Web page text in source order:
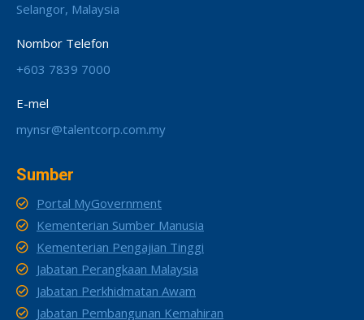
Selangor, Malaysia
Nombor Telefon
+603 7839 7000
E-mel
mynsr@talentcorp.com.my
Sumber
Portal MyGovernment
Kementerian Sumber Manusia
Kementerian Pengajian Tinggi
Jabatan Perangkaan Malaysia
Jabatan Perkhidmatan Awam
Jabatan Pembangunan Kemahiran